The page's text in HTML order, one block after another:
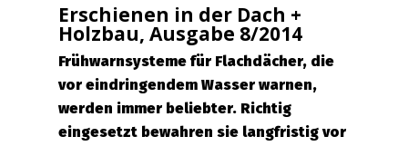
Erschienen in der Dach +
Holzbau, Ausgabe 8/2014
Frühwarnsysteme für Flachdächer, die
vor eindringendem Wasser warnen,
werden immer beliebter. Richtig
eingesetzt bewahren sie langfristig vor